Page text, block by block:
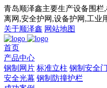
青岛顺泽鑫主要生产设备围
离网,安全护网,设备护网,工业
关于顺泽鑫 网站地图
首页
产品中心
钢制网片 标准立柱 钢制安全
安全光幕 钢制防撞护栏